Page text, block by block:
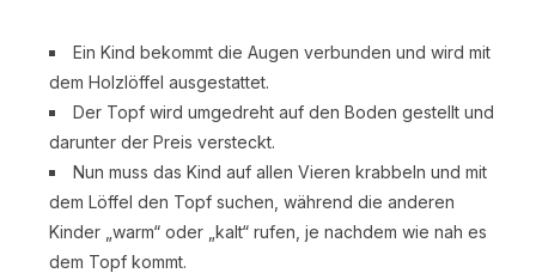
Ein Kind bekommt die Augen verbunden und wird mit
dem Holzlöffel ausgestattet.
Der Topf wird umgedreht auf den Boden gestellt und
darunter der Preis versteckt.
Nun muss das Kind auf allen Vieren krabbeln und mit
dem Löffel den Topf suchen, während die anderen
Kinder „warm“ oder „kalt“ rufen, je nachdem wie nah es
dem Topf kommt.